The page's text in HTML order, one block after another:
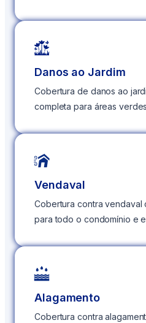
Danos ao Jardim
Cobertura de danos ao
completa para áreas
Vendaval
Cobertura contra vendaval
para todo o condomínio e
Alagamento
Cobertura contra